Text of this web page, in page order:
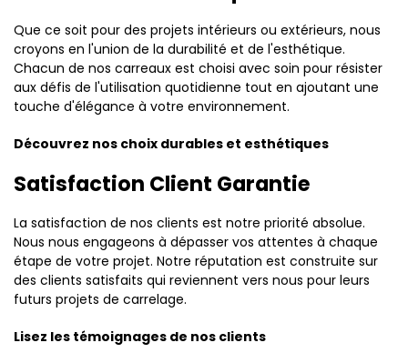
Que ce soit pour des projets intérieurs ou extérieurs, nous
croyons en l'union de la durabilité et de l'esthétique.
Chacun de nos carreaux est choisi avec soin pour résister
aux défis de l'utilisation quotidienne tout en ajoutant une
touche d'élégance à votre environnement.
Découvrez nos choix durables et esthétiques
Satisfaction Client Garantie
La satisfaction de nos clients est notre priorité absolue.
Nous nous engageons à dépasser vos attentes à chaque
étape de votre projet. Notre réputation est construite sur
des clients satisfaits qui reviennent vers nous pour leurs
futurs projets de carrelage.
Lisez les témoignages de nos clients